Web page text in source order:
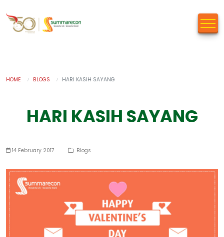
HOME BLOGS HARI KASIH SAYANG
HARI KASIH SAYANG
14 February 2017 Blogs